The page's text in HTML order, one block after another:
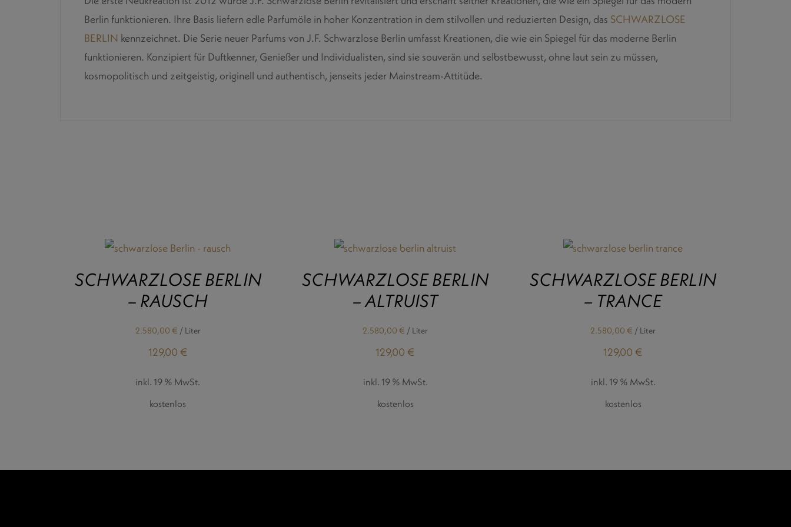
Berlin funktionieren. Ihre Basis liefern edle Parfumöle in hoher Konzentration in dem stilvollen und reduzierten Design, das SCHWARZLOSE
BERLIN kennzeichnet. Die Serie neuer Parfums von J.F. Schwarzlose Berlin umfasst Kreationen, die wie ein Spiegel für das moderne Berlin
funktionieren. Konzipiert für Duftkenner, Genießer und Individualisten, sind sie souverän und selbstbewusst, ohne laut sein zu müssen,
kosmopolitisch und zeitgeistig, originell und authentisch, jenseits jeder Mainstream-Attitüde.
SCHWARZLOSE BERLIN
– RAUSCH
2.580,00 € / Liter
129,00 €
inkl. 19 % MwSt.
kostenlos
SCHWARZLOSE BERLIN
– ALTRUIST
2.580,00€ / Liter
129,00€
inkl. 19 % MwSt.
kostenlos
SCHWARZLOSE BERLIN
– TRANCE
2.580,00€ / Liter
129,00€
inkl. 19 % MwSt.
kostenlos